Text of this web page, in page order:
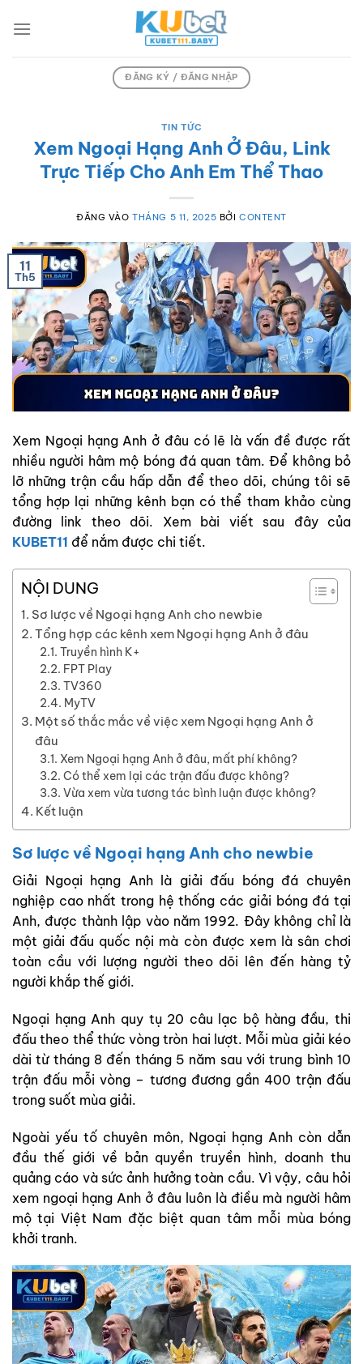
qua
ĐĂNG KÝ / ĐĂNG NHẬP
TIN TỨC
Xem Ngoại Hạng Anh Ở Đâu, Link
Trực Tiếp Cho Anh Em Thể Thao
ĐĂNG VÀOTHÁNG 5 11, 2025 BỞI CONTENT
11
Th5
Xem Ngoại hạng Anh ở đâu có lẽ là vấn đề được rất
nhiều người hâm mộ bóng đá quan tâm. Để không bỏ
lỡ những trận cầu hấp dẫn để theo dõi, chúng tôi sẽ
tổng hợp lại những kênh bạn có thể tham khảo cùng
đường link theo dõi. Xem bài viết sau đây của
KUBET11 để nắm được chi tiết.
NỘI DUNG
Sơ lược về Ngoại hạng Anh cho newbie
Tổng hợp các kênh xem Ngoại hạng Anh ở đâu
Truyền hình K+
FPT Play
TV360
MyTV
Một số thắc mắc về việc xem Ngoại hạng Anh ở
đâu
Xem Ngoại hạng Anh ở đâu, mất phí không?
Có thể xem lại các trận đấu được không?
Vừa xem vừa tương tác bình luận được không?
Kết luận
Sơ lược về Ngoại hạng Anh cho newbie
Giải Ngoại hạng Anh là giải đấu bóng đá chuyên
nghiệp cao nhất trong hệ thống các giải bóng đá tại
Anh, được thành lập vào năm 1992. Đây không chỉ là
một giải đấu quốc nội mà còn được xem là sân chơi
toàn cầu với lượng người theo dõi lên đến hàng tỷ
người khắp thế giới.
Ngoại hạng Anh quy tụ 20 câu lạc bộ hàng đầu, thi
đấu theo thể thức vòng tròn hai lượt. Mỗi mùa giải kéo
dài từ tháng 8 đến tháng 5 năm sau với trung bình 10
trận đấu mỗi vòng – tương đương gần 400 trận đấu
trong suốt mùa giải.
Ngoài yếu tố chuyên môn, Ngoại hạng Anh còn dẫn
đầu thế giới về bản quyền truyền hình, doanh thu
quảng cáo và sức ảnh hưởng toàn cầu. Vì vậy, câu hỏi
xem ngoại hạng Anh ở đâu luôn là điều mà người hâm
mộ tại Việt Nam đặc biệt quan tâm mỗi mùa bóng
khởi tranh.